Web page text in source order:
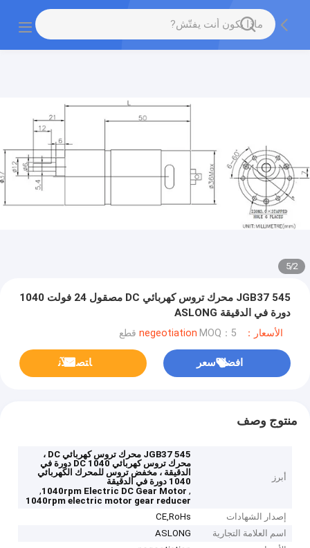
2
/
5
JGB37 545 محرك تروس كهربائي DC مصقول 24 فولت 1040
دورة في الدقيقة ASLONG
الأسعار：negeotiation MOQ：5 قطع
افضل سعر ﺎﺘﺼﻟ ﺍﻶﻧ
منتوج وصف
أبرز
JGB37 545 محرك تروس كهربائي DC ،
محرك تروس كهربائي DC 1040 دورة في
الدقيقة ، مخفض تروس للمحرك الكهربائي
1040 دورة في الدقيقة
,
1040rpm Electric DC Gear Motor
,
1040rpm electric motor gear reducer
إصدار الشهادات
CE,RoHs
اسم العلامة التجارية
ASLONG